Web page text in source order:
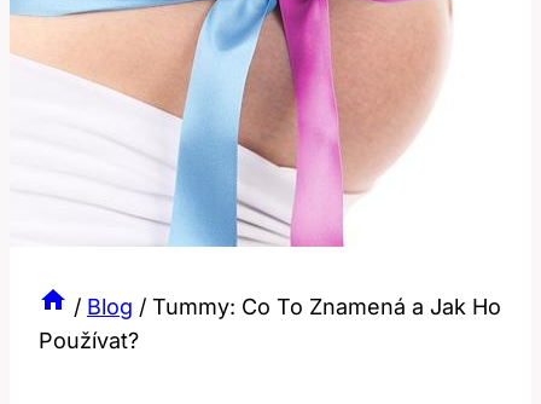
/ Blog / Tummy: Co To Znamená a Jak Ho
Používat?